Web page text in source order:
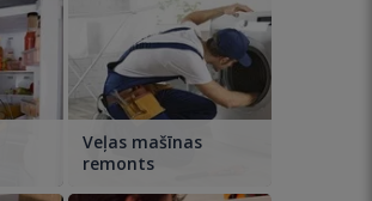
Veļas mašīnas
remonts